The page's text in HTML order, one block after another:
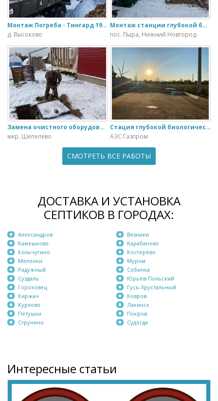
Монтаж Погреба - Тингард 1900
д. Высоково
Монтаж станции глубокой биологической очистки ИталБио - 5 с колодцем дренажным для слива воды
пос. Пыра, Нижний Новгород
Замена очистного оборудования Дека - 3 на ЭкоГранд - 6
мкр. Шепелево
Стация глубокой биологической очистки ЕвроЛос- 20
АЗС Газпром
СМОТРЕТЬ ВСЕ РАБОТЫ
ДОСТАВКА И УСТАНОВКА
СЕПТИКОВ В ГОРОДАХ:
Александров
Камешково
Кольчугино
Меленки
Радужный
Суздаль
Вязники
Карабаново
Костерёво
Муром
Собинка
Юрьев-Польский
Гороховец
Киржач
Курлово
Петушки
Струнино
Гусь-Хрустальный
Ковров
Лакинск
Покров
Судогда
Интересные статьи